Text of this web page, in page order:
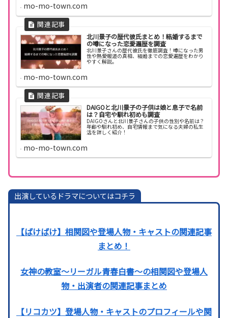
mo-mo-town.com
北川景子の歴代彼氏まとめ！結婚するまで
の噂になった恋愛遍歴を調査
北川景子さんの歴代彼氏を徹底調査！噂になった男
性や熱愛報道の真相、結婚までの恋愛遍歴をわかり
やすく解説。
mo-mo-town.com
DAIGOと北川景子の子供は娘と息子で名前
は？自宅や馴れ初めも調査
DAIGOさんと北川景子さんの子供の性別や名前は？
年齢や馴れ初め、自宅情報まで気になる夫婦の私生
活を詳しく紹介！
mo-mo-town.com
出演しているドラマについてはコチラ
【ばけばけ】相関図や登場人物・キャストの関連記事
まとめ！
女神の教室〜リーガル青春白書〜の相関図や登場人
物・出演者の関連記事まとめ
【リコカツ】登場人物・キャストのプロフィールや関